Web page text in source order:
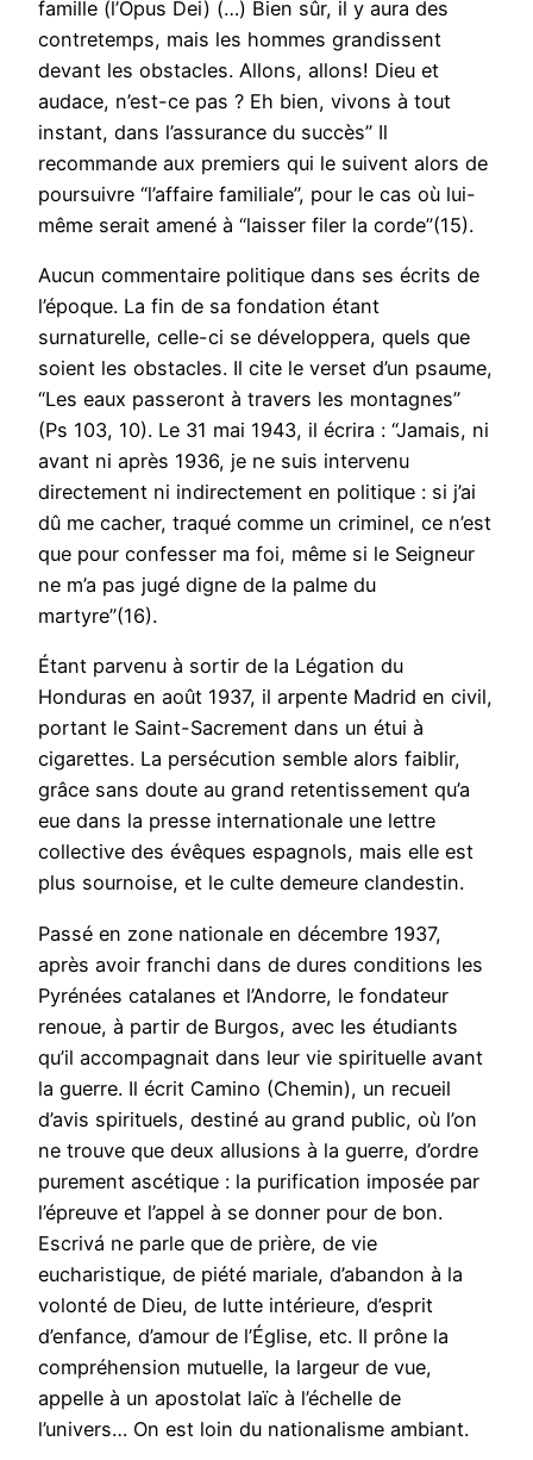
famille (l’Opus Dei) (…) Bien sûr, il y aura des
contretemps, mais les hommes grandissent
devant les obstacles. Allons, allons! Dieu et
audace, n’est-ce pas ? Eh bien, vivons à tout
instant, dans l’assurance du succès” Il
recommande aux premiers qui le suivent alors de
poursuivre “l’affaire familiale”, pour le cas où lui-
même serait amené à “laisser filer la corde”(15).
Aucun commentaire politique dans ses écrits de
l’époque. La fin de sa fondation étant
surnaturelle, celle-ci se développera, quels que
soient les obstacles. Il cite le verset d’un psaume,
“Les eaux passeront à travers les montagnes”
(Ps 103, 10). Le 31 mai 1943, il écrira : “Jamais, ni
avant ni après 1936, je ne suis intervenu
directement ni indirectement en politique : si j’ai
dû me cacher, traqué comme un criminel, ce n’est
que pour confesser ma foi, même si le Seigneur
ne m’a pas jugé digne de la palme du
martyre”(16).
Étant parvenu à sortir de la Légation du
Honduras en août 1937, il arpente Madrid en civil,
portant le Saint-Sacrement dans un étui à
cigarettes. La persécution semble alors faiblir,
grâce sans doute au grand retentissement qu’a
eue dans la presse internationale une lettre
collective des évêques espagnols, mais elle est
plus sournoise, et le culte demeure clandestin.
Passé en zone nationale en décembre 1937,
après avoir franchi dans de dures conditions les
Pyrénées catalanes et l’Andorre, le fondateur
renoue, à partir de Burgos, avec les étudiants
qu’il accompagnait dans leur vie spirituelle avant
la guerre. Il écrit Camino (Chemin), un recueil
d’avis spirituels, destiné au grand public, où l’on
ne trouve que deux allusions à la guerre, d’ordre
purement ascétique : la purification imposée par
l’épreuve et l’appel à se donner pour de bon.
Escrivá ne parle que de prière, de vie
eucharistique, de piété mariale, d’abandon à la
volonté de Dieu, de lutte intérieure, d’esprit
d’enfance, d’amour de l’Église, etc. Il prône la
compréhension mutuelle, la largeur de vue,
appelle à un apostolat laïc à l’échelle de
l’univers… On est loin du nationalisme ambiant.